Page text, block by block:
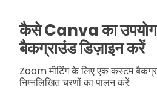
कैसे Canva का
बैकग्राउंड डिज़ाइन करें
Zoom मीटिंग के लिए एक कस्टम
निम्नलिखित चरणों का पालन करें: